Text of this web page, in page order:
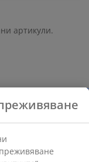
артикули.
и облегалка от
дъб.